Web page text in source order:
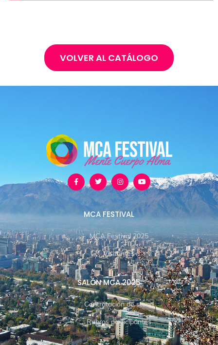
VOLVER AL CATÁLOGO
MCA FESTIVAL
MCA Festival 2025
Visitantes
SALÓN MCA 2025
Contratación de stand
Rubros participantes